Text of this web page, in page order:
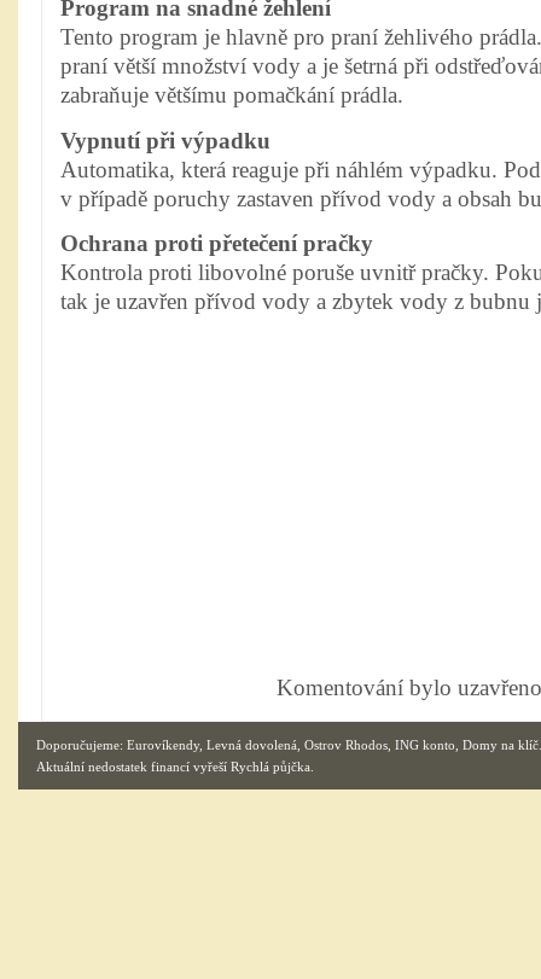
Program na snadné žehlení
Tento program je hlavně pro praní žehlivého
praní větší množství vody a je šetrná při
zabraňuje většímu pomačkání prádla.
Vypnutí při výpadku
Automatika, která reaguje při náhlém výpadku.
v případě poruchy zastaven přívod vody a obsah
Ochrana proti přetečení pračky
Kontrola proti libovolné poruše uvnitř pračky.
tak je uzavřen přívod vody a zbytek vody z bubnu
Komentování bylo
Doporučujeme: Eurovíkendy, Levná dovolená Ostrov Rhodos ING konto Domy na klíč
Aktuální nedostatek financí vyřeší Rychlá půjčka